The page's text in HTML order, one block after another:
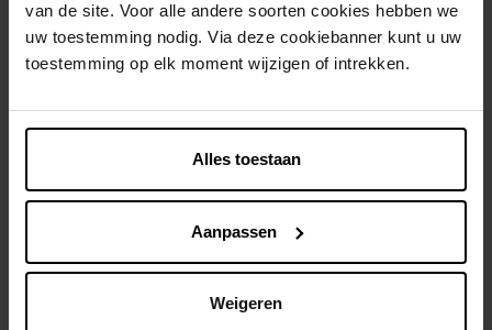
van de site. Voor alle andere soorten cookies hebben we
uw toestemming nodig. Via deze cookiebanner kunt u uw
toestemming op elk moment wijzigen of intrekken.
Alles toestaan
Aanpassen
Weigeren
Beschrijving
Klantereview
Nog iets vergeten ?